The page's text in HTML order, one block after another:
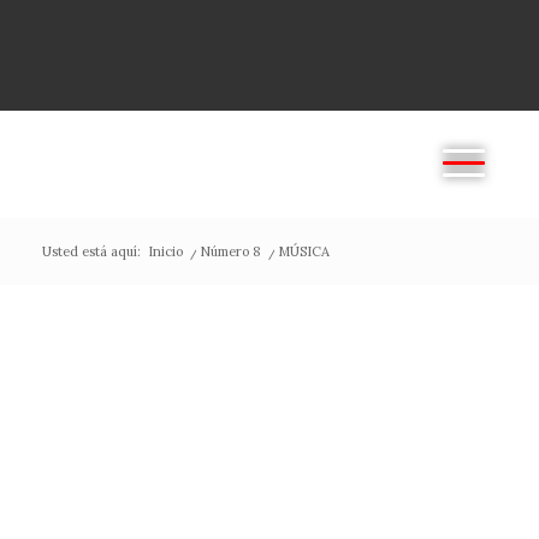
Usted está aquí: Inicio / Número 8 / MÚSICA